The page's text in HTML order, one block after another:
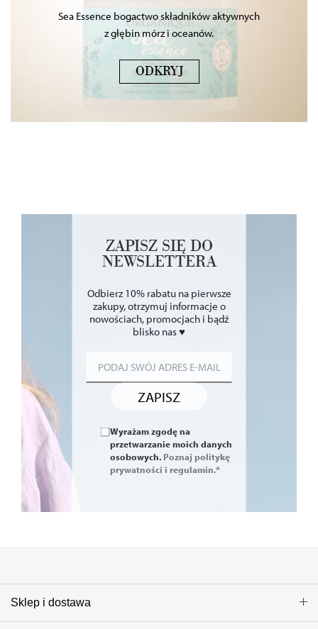
Sea Essence bogactwo składników aktywnych
z głębin mórz i oceanów.
ODKRYJ
ZAPISZ SIĘ DO
NEWSLETTERA
Odbierz 10% rabatu na pierwsze
zakupy, otrzymuj informacje o
nowościach, promocjach i bądź
blisko nas ♥
ZAPISZ
Wyrażam zgodę na
przetwarzanie moich danych
osobowych. Poznaj politykę
prywatności i regulamin.*
Sklep i dostawa